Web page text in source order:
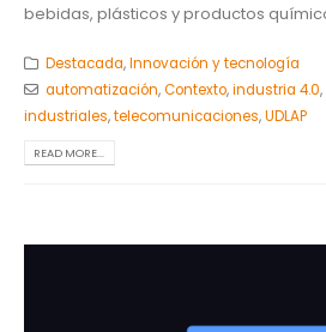
bebidas, plásticos y productos
Destacada,Innovación y tecnología
automatización,Contexto,industria 4.0,
industriales,telecomunicaciones,UDLAP
READ MORE...